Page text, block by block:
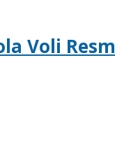
Voli